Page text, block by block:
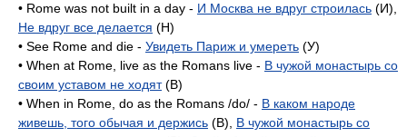
• Rome was not built in a day - И Москва не вдруг строилась (И),
Не вдруг все делается (H)
• See Rome and die - Увидеть Париж и умереть (У)
• When at Rome, live as the Romans live - В чужой монастырь со
своим уставом не ходят(B)
• When in Rome, do as the Romans /do/ - В каком народе
живешь, того обычая и держись (B), В чужой монастырь со